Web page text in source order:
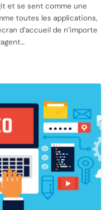
et se sent comme une
toutes les applications,
d’accueil de n’importe